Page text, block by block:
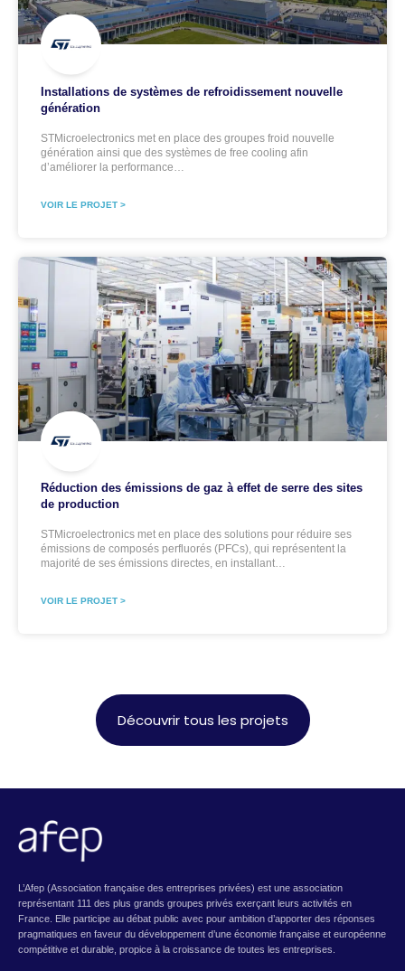
Installations de systèmes de refroidissement nouvelle
génération
STMicroelectronics met en place des groupes froid nouvelle
génération ainsi que des systèmes de free cooling afin
d’améliorer la performance…
VOIR LE PROJET >
Réduction des émissions de gaz à effet de serre des sites
de production
STMicroelectronics met en place des solutions pour réduire ses
émissions de composés perfluorés (PFCs), qui représentent la
majorité de ses émissions directes, en installant…
VOIR LE PROJET >
Découvrir tous les projets
L’Afep (Association française des entreprises privées) est une association
représentant 111 des plus grands groupes privés exerçant leurs activités en
France. Elle participe au débat public avec pour ambition d’apporter des réponses
pragmatiques en faveur du développement d’une économie française et européenne
compétitive et durable, propice à la croissance de toutes les entreprises.